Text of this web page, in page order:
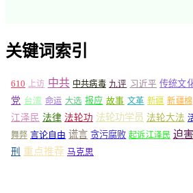
关键词索引
610 上访 中共 中共病毒 九评 习近平 传统文
党 台湾 命运 大选 报应 故事 文革 新疆 新疆棉
江泽民 法律 法轮功 法轮功学员 法轮大法
舞弊 言论自由 谎言 贪污腐败 起诉江泽民 迫害
刑 重点推荐 马克思